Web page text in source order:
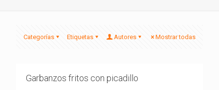
Categorías Etiquetas Autores Mostrar todas
Garbanzos fritos con picadillo